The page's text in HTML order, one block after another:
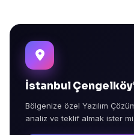
İstanbul
Bölgenize özel Yazılım
analiz ve teklif almak ister